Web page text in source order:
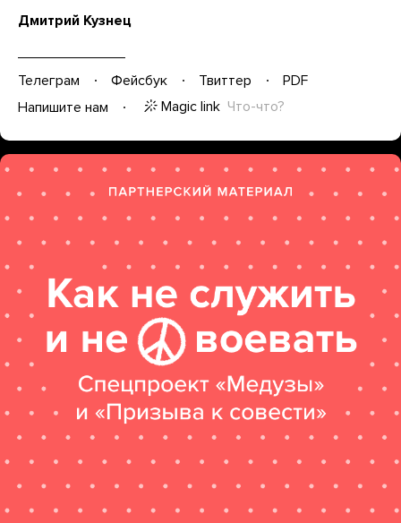
Дмитрий Кузнец
Телеграм Фейсбук Твиттер
PDF
Напишите нам
Magic link Что-что?